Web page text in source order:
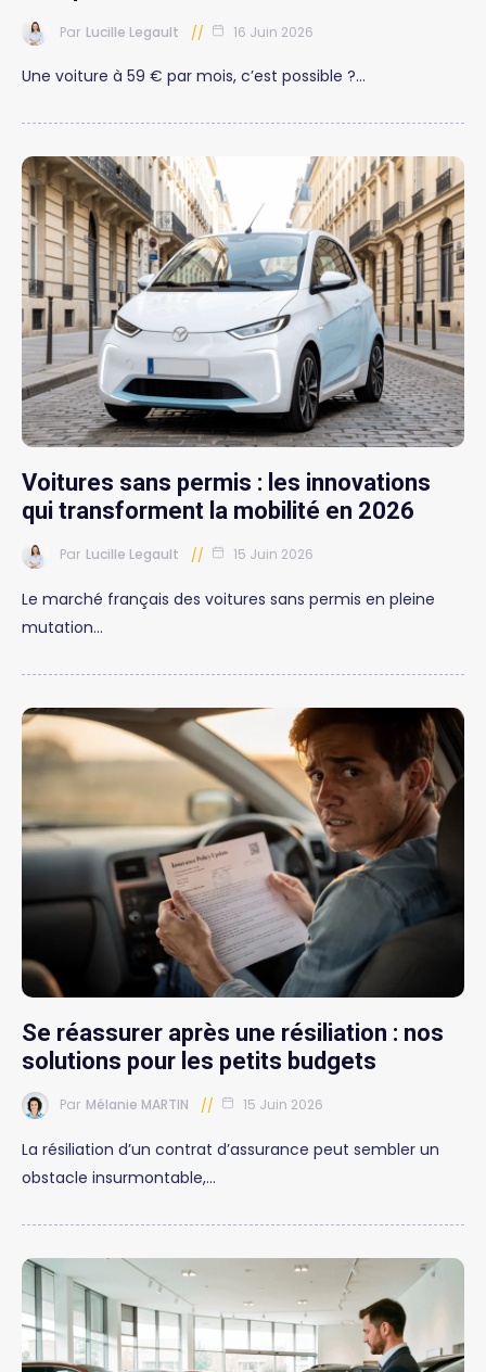
Par Lucille Legault 16 Juin 2026
Une voiture à 59 € par mois, c’est possible ?…
Voitures sans permis : les innovations
qui transforment la mobilité en 2026
Par Lucille Legault 15 Juin 2026
Le marché français des voitures sans permis en pleine
mutation…
Se réassurer après une résiliation : nos
solutions pour les petits budgets
Par Mélanie MARTIN 15 Juin 2026
La résiliation d’un contrat d’assurance peut sembler un
obstacle insurmontable,…